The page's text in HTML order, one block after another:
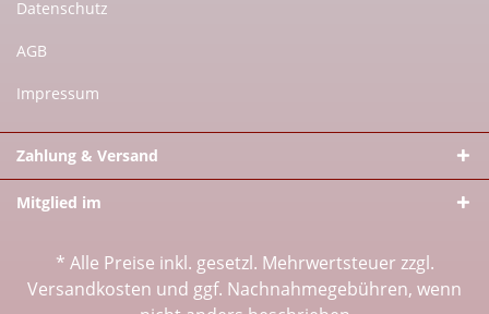
Datenschutz
AGB
Impressum
Zahlung & Versand
Mitglied im
* Alle Preise inkl. gesetzl. Mehrwertsteuer zzgl.
Versandkosten und ggf. Nachnahmegebühren, wenn